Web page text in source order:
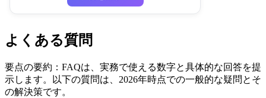
よくある質問
要点の要約：FAQは、実務で使える数字と具体的な回答を提
示します。以下の質問は、2026年時点での一般的な疑問とそ
の解決策です。